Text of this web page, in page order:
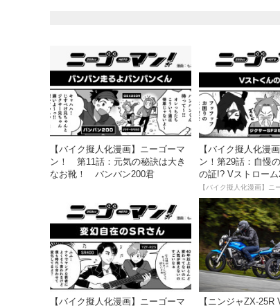
【バイク擬人化漫画】ニーゴーマ
ン！ 第11話：元気の秘訣は大き
なお靴！ バンバン200君
【バイク擬人化漫
ン！第29話：自慢
の証!? Vストローム
載】
【バイク擬人化漫画】ニ
【バイク擬人化漫画】ニーゴーマ
【ニンジャZX-25R